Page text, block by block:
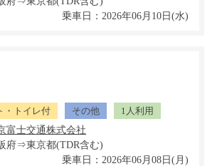
乗車日：2026年06月10日(水)
・トイレ付 その他
1人利用
府⇒東京都(TDR含む)
乗車日：2026年06月08日(月)